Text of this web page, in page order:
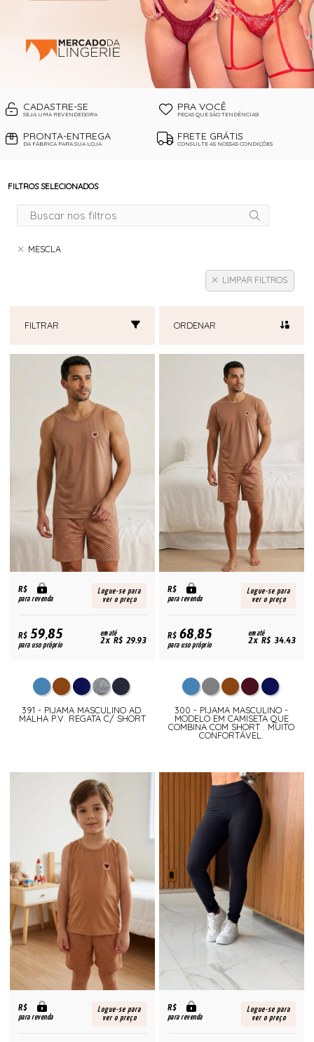
CADASTRE-SE
SEJA UMA REVENDEDORA
PRA VOCÊ
PEÇAS QUE SÃO TENDÊNCIAS!
PRONTA-ENTREGA
DA FÁBRICA PARA SUA LOJA
FRETE GRÁTIS
CONSULTE AS NOSSAS CONDIÇÕES
FILTROS SELECIONADOS
MESCLA
LIMPAR FILTROS
FILTRAR ORDENAR
R$
para revenda
Logue-se para
ver o preço
R$59,85
para uso próprio
em até
2x R$ 29,93
391 - PIJAMA MASCULINO AD.
MALHA P.V. REGATA C/ SHORT
R$
para revenda
Logue-se para
ver o preço
R$68,85
para uso próprio
em até
2x R$ 34,43
300 - PIJAMA MASCULINO -
MODELO EM CAMISETA QUE
COMBINA COM SHORT . MUITO
CONFORTÁVEL.
R$
para revenda
Logue-se para
ver o preço
R$
para revenda
Logue-se para
ver o preço